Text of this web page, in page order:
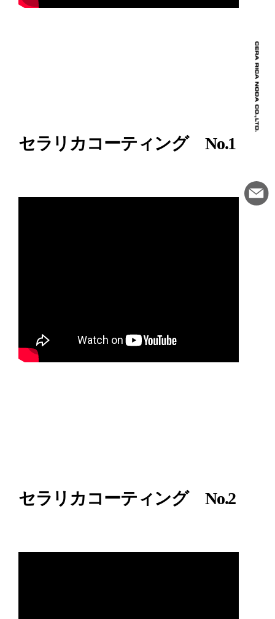
セラリカコーティング No.1
セラリカコーティング No.2